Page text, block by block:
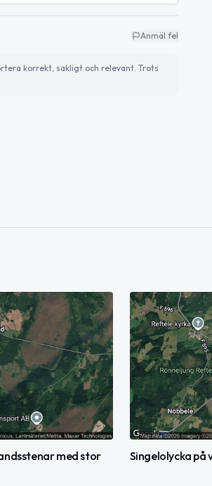
Anmäl fel
korrekt, sakligt och relevant. Trots
med stor
Singelolycka på